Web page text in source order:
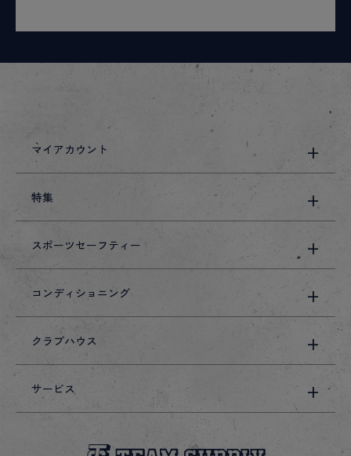
マイアカウント
特集
スポーツセーフティー
コンディショニング
クラブハウス
サービス